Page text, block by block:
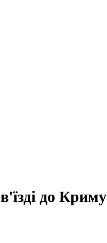
до Криму